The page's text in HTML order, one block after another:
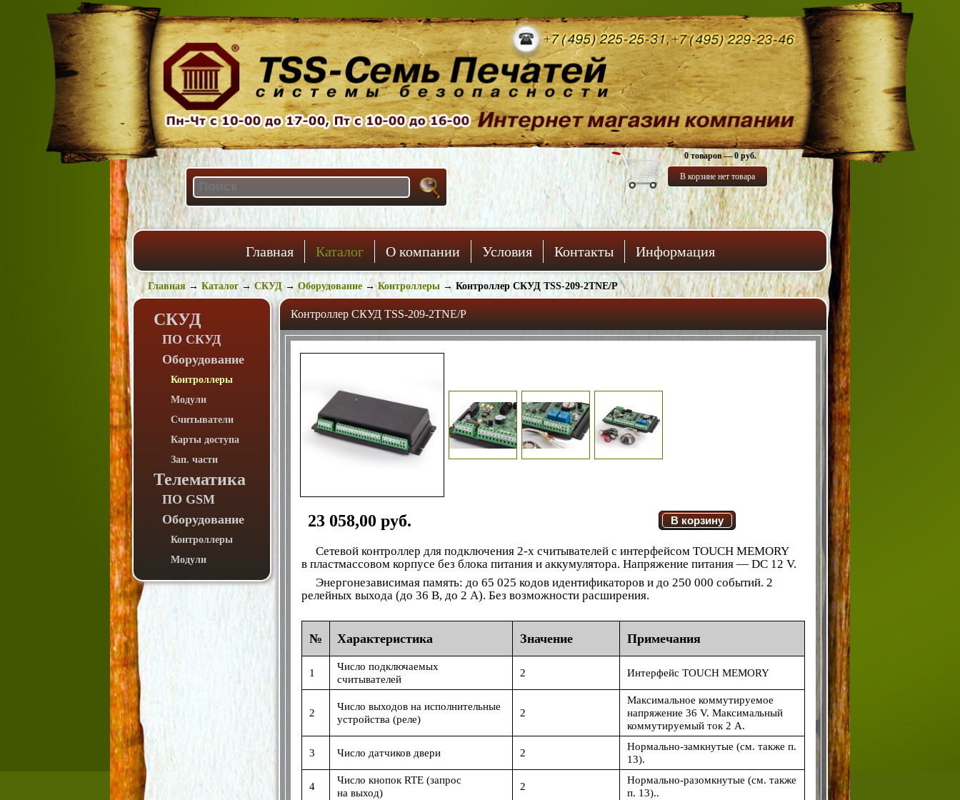
0 товаров — 0 руб.
В корзине нет товара
Главная Каталог О компании Условия Контакты Информация
Главная →Каталог→СКУД →Оборудование →Контроллеры →Контроллер СКУД TSS-209-2TNE/P
СКУД
ПО СКУД
Оборудование
Контроллеры
Модули
Считыватели
Карты доступа
Зап. части
Телематика
ПО GSM
Оборудование
Контроллеры
Модули
Контроллер СКУД TSS-209-2TNE/P
23 058,00 руб. В корзину
Сетевой контроллер для подключения 2-х считывателей с интерфейсом TOUCH MEMORY
в пластмассовом корпусе без блока питания и аккумулятора. Напряжение питания — DC 12 V.
Энергонезависимая память: до 65 025 кодов идентификаторов и до 250 000 событий. 2
релейных выхода (до 36 В, до 2 А). Без возможности расширения.
№ Характеристика Значение Примечания
1
Число подключаемых
считывателей
2 Интерфейс TOUCH MEMORY
2
Число выходов на исполнительные
устройства (реле)
2
Максимальное коммутируемое
напряжение 36 V. Максимальный
коммутируемый ток 2 А.
3 Число датчиков двери 2
Нормально-замкнутые (см. также п.
13).
4
Число кнопок RTE (запрос
на выход)
2
Нормально-разомкнутые (см. также
п. 13)..